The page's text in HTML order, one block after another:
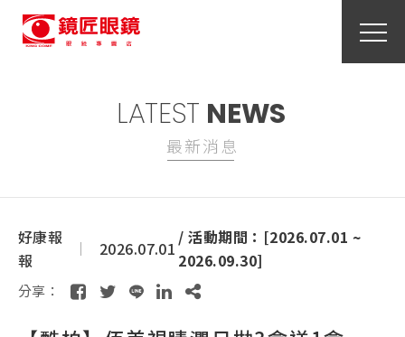
LATEST NEWS
最新消息
好康報
報
2026.07.01
/ 活動期間：[2026.07.01 ~
2026.09.30]
分享：